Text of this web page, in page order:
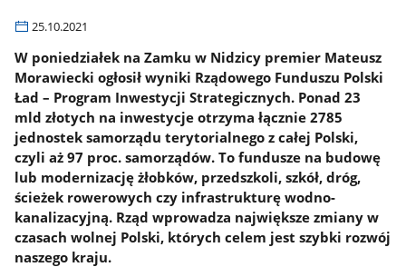
25.10.2021
W poniedziałek na Zamku w Nidzicy premier Mateusz
Morawiecki ogłosił wyniki Rządowego Funduszu Polski
Ład – Program Inwestycji Strategicznych. Ponad 23
mld złotych na inwestycje otrzyma łącznie 2785
jednostek samorządu terytorialnego z całej Polski,
czyli aż 97 proc. samorządów. To fundusze na budowę
lub modernizację żłobków, przedszkoli, szkół, dróg,
ścieżek rowerowych czy infrastrukturę wodno-
kanalizacyjną. Rząd wprowadza największe zmiany w
czasach wolnej Polski, których celem jest szybki rozwój
naszego kraju.